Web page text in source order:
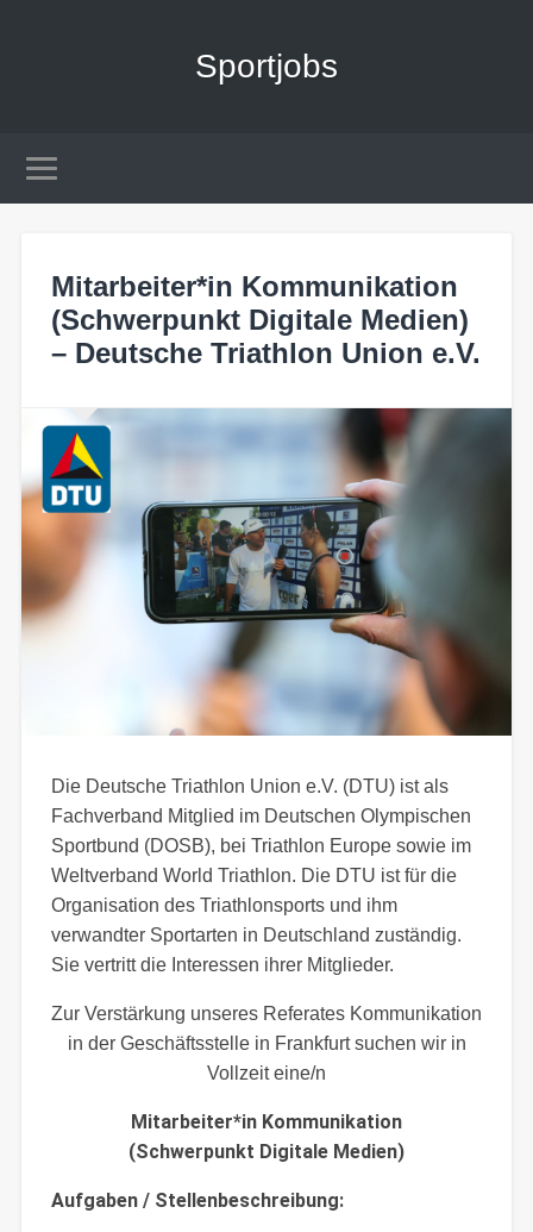
Sportjobs
Mitarbeiter*in Kommunikation
(Schwerpunkt Digitale Medien)
– Deutsche Triathlon Union e.V.
Die Deutsche Triathlon Union e.V. (DTU) ist als
Fachverband Mitglied im Deutschen Olympischen
Sportbund (DOSB), bei Triathlon Europe sowie im
Weltverband World Triathlon. Die DTU ist für die
Organisation des Triathlonsports und ihm
verwandter Sportarten in Deutschland zuständig.
Sie vertritt die Interessen ihrer Mitglieder.
Zur Verstärkung unseres Referates Kommunikation
in der Geschäftsstelle in Frankfurt suchen wir in
Vollzeit eine/n
Mitarbeiter*in Kommunikation
(Schwerpunkt Digitale Medien)
Aufgaben / Stellenbeschreibung: